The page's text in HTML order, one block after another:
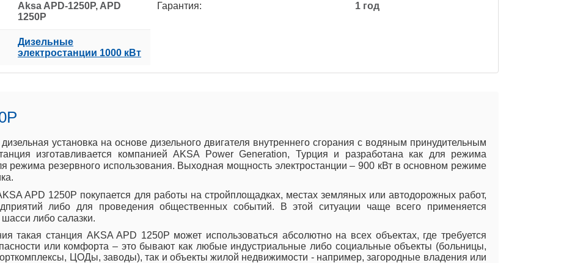
Aksa APD-1250P, APD
1250P
Гарантия: 1 год
Дизельные
электростанции 1000 кВт
установка на основе дизельного двигателя внутреннего сгорания с водяным принудительным
изготавливается компанией AKSA Power Generation, Турция и разработана как для режима
режима резервного использования. Выходная мощность электростанции – 900 кВт в основном режиме
APD 1250P покупается для работы на стройплощадках, местах земляных или автодорожных работ,
либо для проведения общественных событий. В этой ситуации чаще всего применяется
либо салазки.
такая станция AKSA APD 1250P может использоваться абсолютно на всех объектах, где требуется
или комфорта – это бывают как любые индустриальные либо социальные объекты (больницы,
ЦОДы, заводы), так и объекты жилой недвижимости - например, загородные владения или